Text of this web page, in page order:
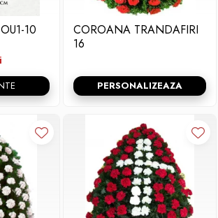
10
COROANA TRANDAFIRI
16
PERSONALIZEAZA